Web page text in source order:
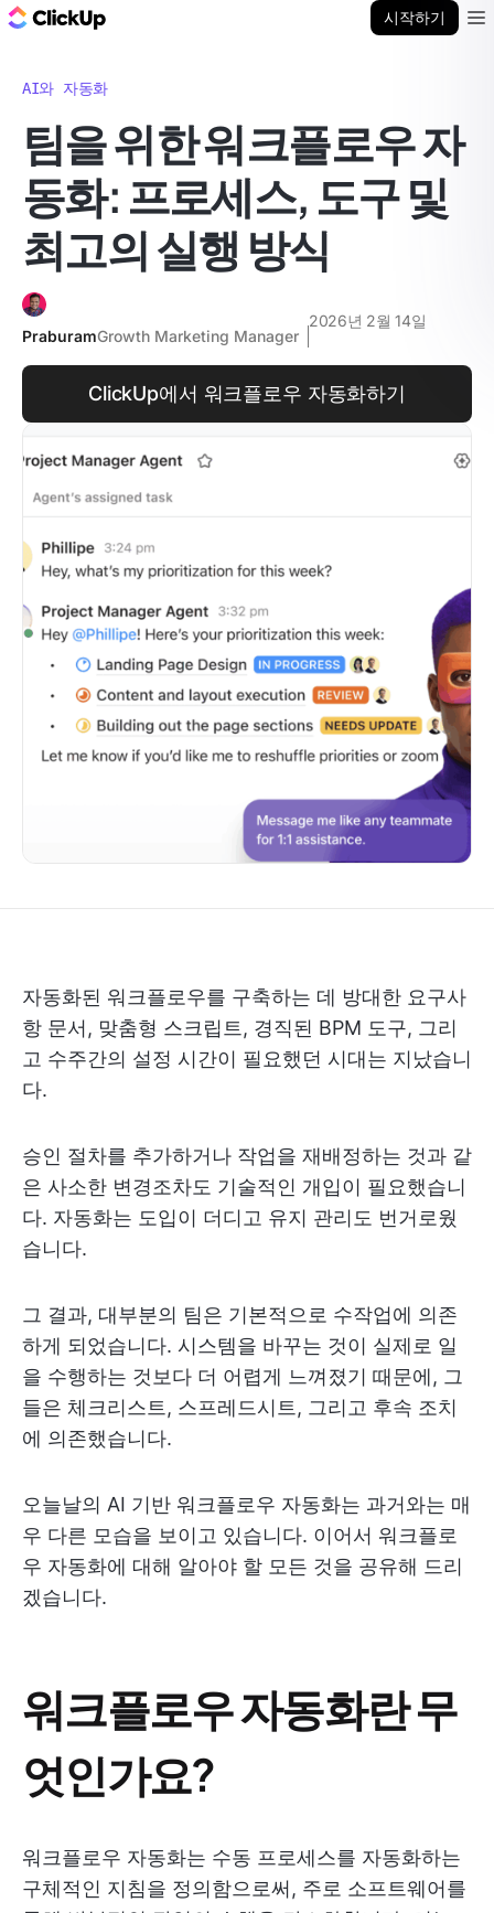
시작하기
AI와 자동화
팀을 위한 워크플로우 자
동화: 프로세스, 도구 및
최고의 실행 방식
PraburamGrowth Marketing Manager
2026년 2월 14일
ClickUp에서 워크플로우 자동화하기
자동화된 워크플로우를 구축하는 데 방대한 요구사
항 문서, 맞춤형 스크립트, 경직된 BPM 도구, 그리
고 수주간의 설정 시간이 필요했던 시대는 지났습니
다.
승인 절차를 추가하거나 작업을 재배정하는 것과 같
은 사소한 변경조차도 기술적인 개입이 필요했습니
다. 자동화는 도입이 더디고 유지 관리도 번거로웠
습니다.
그 결과, 대부분의 팀은 기본적으로 수작업에 의존
하게 되었습니다. 시스템을 바꾸는 것이 실제로 일
을 수행하는 것보다 더 어렵게 느껴졌기 때문에, 그
들은 체크리스트, 스프레드시트, 그리고 후속 조치
에 의존했습니다.
오늘날의 AI 기반 워크플로우 자동화는 과거와는 매
우 다른 모습을 보이고 있습니다. 이어서 워크플로
우 자동화에 대해 알아야 할 모든 것을 공유해 드리
겠습니다.
워크플로우 자동화란 무
엇인가요?
워크플로우 자동화는 수동 프로세스를 자동화하는
구체적인 지침을 정의함으로써, 주로 소프트웨어를